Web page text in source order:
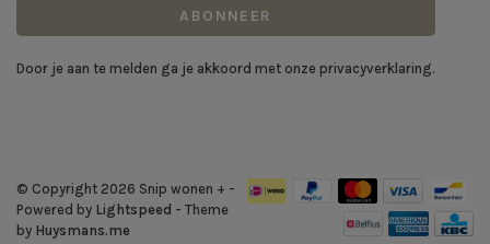
ABONNEER
Door je aan te melden ga je akkoord met onze privacyverklaring.
© Copyright 2026 Snip wonen + -
Powered by Lightspeed - Theme
by Huysmans.me